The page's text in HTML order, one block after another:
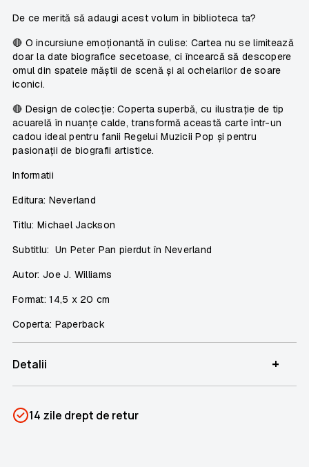
De ce merită să adaugi acest volum în biblioteca ta?
🔴 O incursiune emoționantă în culise: Cartea nu se limitează
doar la date biografice secetoase, ci încearcă să descopere
omul din spatele măștii de scenă și al ochelarilor de soare
iconici.
🔴 Design de colecție: Coperta superbă, cu ilustrație de tip
acuarelă în nuanțe calde, transformă această carte într-un
cadou ideal pentru fanii Regelui Muzicii Pop și pentru
pasionații de biografii artistice.
Informatii
Editura: Neverland
Titlu: Michael Jackson
Subtitlu: Un Peter Pan pierdut în Neverland
Autor: Joe J. Williams
Format: 14,5 x 20 cm
Coperta: Paperback
Detalii +
Categorii
Liber la citit!
14 zile drept de retur